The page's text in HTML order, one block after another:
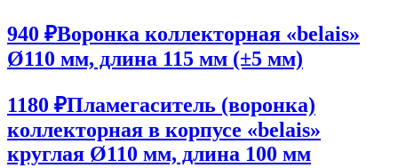
940 ₽Воронка коллекторная «belais»
Ø110 мм, длина 115 мм (±5 мм)
1180 ₽Пламегаситель (воронка)
коллекторная в корпусе «belais»
круглая Ø110 мм, длина 100 мм